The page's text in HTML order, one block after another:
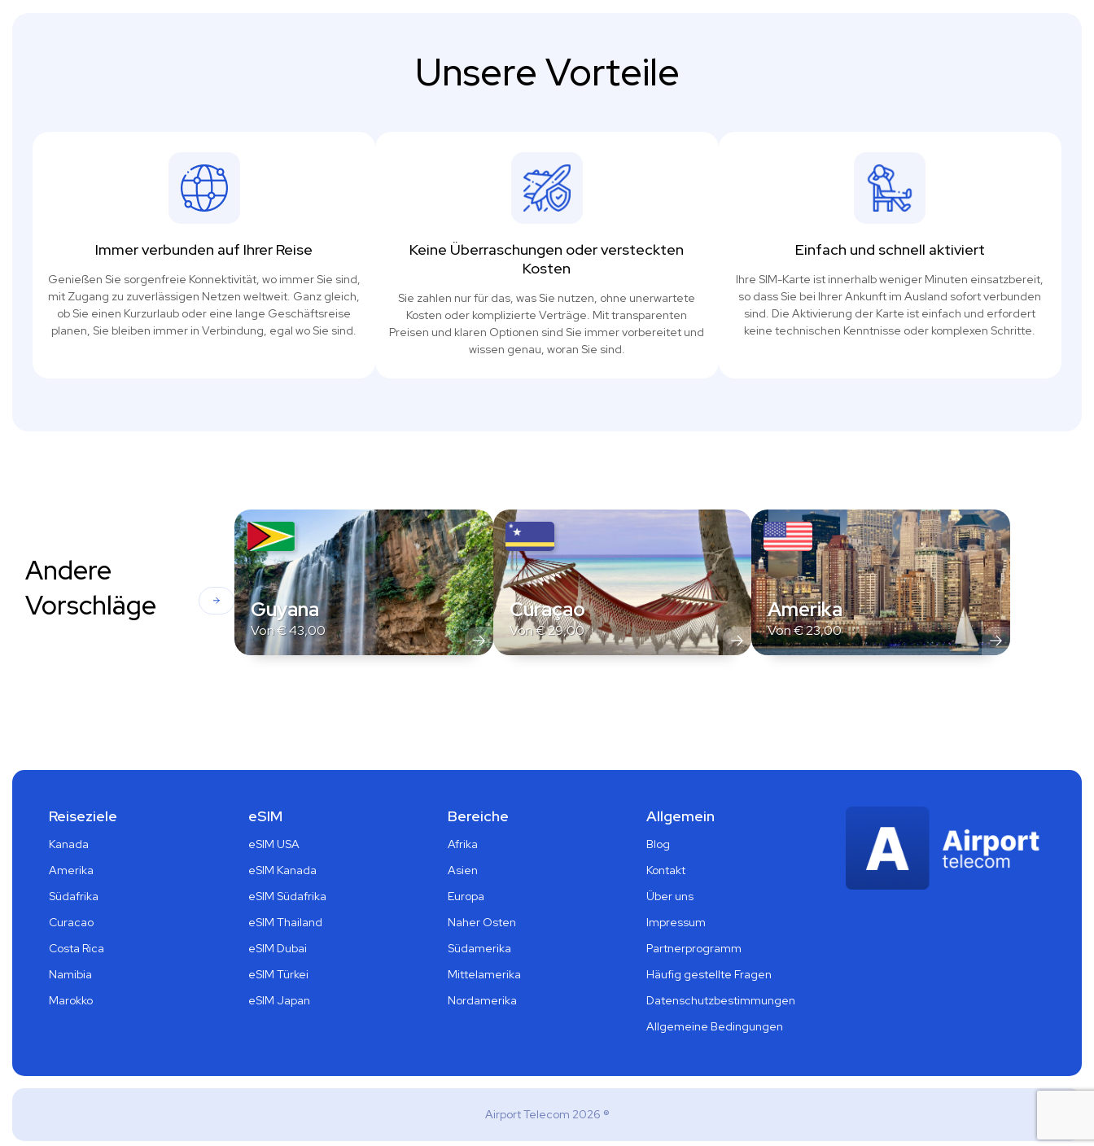
Unsere Vorteile
Immer verbunden auf Ihrer Reise
Genießen Sie sorgenfreie Konnektivität, wo immer Sie sind,
mit Zugang zu zuverlässigen Netzen weltweit. Ganz gleich,
ob Sie einen Kurzurlaub oder eine lange Geschäftsreise
planen, Sie bleiben immer in Verbindung, egal wo Sie sind.
Keine Überraschungen oder versteckten
Kosten
Sie zahlen nur für das, was Sie nutzen, ohne unerwartete
Kosten oder komplizierte Verträge. Mit transparenten
Preisen und klaren Optionen sind Sie immer vorbereitet und
wissen genau, woran Sie sind.
Einfach und schnell aktiviert
Ihre SIM-Karte ist innerhalb weniger Minuten einsatzbereit,
so dass Sie bei Ihrer Ankunft im Ausland sofort verbunden
sind. Die Aktivierung der Karte ist einfach und erfordert
keine technischen Kenntnisse oder komplexen Schritte.
Andere
Vorschläge
Guyana
Von€43,00
Curaçao
Von€29,00
Amerika
Von€23,00
Reiseziele
Kanada
Amerika
Südafrika
Curacao
Costa Rica
Namibia
Marokko
eSIM
eSIM USA
eSIM Kanada
eSIM Südafrika
eSIM Thailand
eSIM Dubai
eSIM Türkei
eSIM Japan
Bereiche
Afrika
Asien
Europa
Naher Osten
Südamerika
Mittelamerika
Nordamerika
Allgemein
Blog
Kontakt
Über uns
Impressum
Partnerprogramm
Häufig gestellte Fragen
Datenschutzbestimmungen
Allgemeine Bedingungen
Airport Telecom 2026 ®